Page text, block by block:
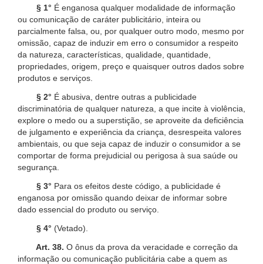
§ 1° É enganosa qualquer modalidade de informação
ou comunicação de caráter publicitário, inteira ou
parcialmente falsa, ou, por qualquer outro modo, mesmo por
omissão, capaz de induzir em erro o consumidor a respeito
da natureza, características, qualidade, quantidade,
propriedades, origem, preço e quaisquer outros dados sobre
produtos e serviços.
§ 2° É abusiva, dentre outras a publicidade
discriminatória de qualquer natureza, a que incite à violência,
explore o medo ou a superstição, se aproveite da deficiência
de julgamento e experiência da criança, desrespeita valores
ambientais, ou que seja capaz de induzir o consumidor a se
comportar de forma prejudicial ou perigosa à sua saúde ou
segurança.
§ 3° Para os efeitos deste código, a publicidade é
enganosa por omissão quando deixar de informar sobre
dado essencial do produto ou serviço.
§ 4° (Vetado).
Art. 38. O ônus da prova da veracidade e correção da
informação ou comunicação publicitária cabe a quem as